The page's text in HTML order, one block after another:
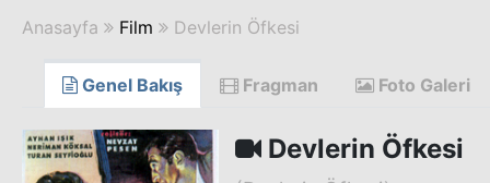
Anasayfa Film Devlerin Öfkesi
Genel Bakış Fragman Foto Galeri
Devlerin Öfkesi